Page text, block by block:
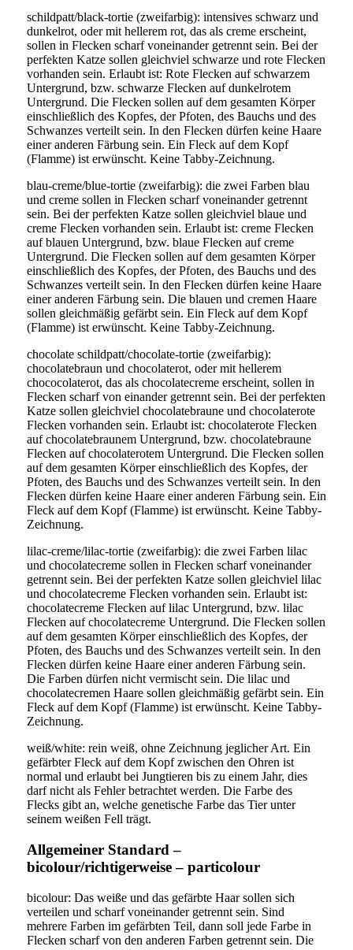
schildpatt/black-tortie (zweifarbig): intensives schwarz und
dunkelrot, oder mit hellerem rot, das als creme erscheint,
sollen in Flecken scharf voneinander getrennt sein. Bei der
perfekten Katze sollen gleichviel schwarze und rote Flecken
vorhanden sein. Erlaubt ist: Rote Flecken auf schwarzem
Untergrund, bzw. schwarze Flecken auf dunkelrotem
Untergrund. Die Flecken sollen auf dem gesamten Körper
einschließlich des Kopfes, der Pfoten, des Bauchs und des
Schwanzes verteilt sein. In den Flecken dürfen keine Haare
einer anderen Färbung sein. Ein Fleck auf dem Kopf
(Flamme) ist erwünscht. Keine Tabby-Zeichnung.
blau-creme/blue-tortie (zweifarbig): die zwei Farben blau
und creme sollen in Flecken scharf voneinander getrennt
sein. Bei der perfekten Katze sollen gleichviel blaue und
creme Flecken vorhanden sein. Erlaubt ist: creme Flecken
auf blauen Untergrund, bzw. blaue Flecken auf creme
Untergrund. Die Flecken sollen auf dem gesamten Körper
einschließlich des Kopfes, der Pfoten, des Bauchs und des
Schwanzes verteilt sein. In den Flecken dürfen keine Haare
einer anderen Färbung sein. Die blauen und cremen Haare
sollen gleichmäßig gefärbt sein. Ein Fleck auf dem Kopf
(Flamme) ist erwünscht. Keine Tabby-Zeichnung.
chocolate schildpatt/chocolate-tortie (zweifarbig):
chocolatebraun und chocolaterot, oder mit hellerem
chococolaterot, das als chocolatecreme erscheint, sollen in
Flecken scharf von einander getrennt sein. Bei der perfekten
Katze sollen gleichviel chocolatebraune und chocolaterote
Flecken vorhanden sein. Erlaubt ist: chocolaterote Flecken
auf chocolatebraunem Untergrund, bzw. chocolatebraune
Flecken auf chocolaterotem Untergrund. Die Flecken sollen
auf dem gesamten Körper einschließlich des Kopfes, der
Pfoten, des Bauchs und des Schwanzes verteilt sein. In den
Flecken dürfen keine Haare einer anderen Färbung sein. Ein
Fleck auf dem Kopf (Flamme) ist erwünscht. Keine Tabby-
Zeichnung.
lilac-creme/lilac-tortie (zweifarbig): die zwei Farben lilac
und chocolatecreme sollen in Flecken scharf voneinander
getrennt sein. Bei der perfekten Katze sollen gleichviel lilac
und chocolatecreme Flecken vorhanden sein. Erlaubt ist:
chocolatecreme Flecken auf lilac Untergrund, bzw. lilac
Flecken auf chocolatecreme Untergrund. Die Flecken sollen
auf dem gesamten Körper einschließlich des Kopfes, der
Pfoten, des Bauchs und des Schwanzes verteilt sein. In den
Flecken dürfen keine Haare einer anderen Färbung sein.
Die Farben dürfen nicht vermischt sein. Die lilac und
chocolatecremen Haare sollen gleichmäßig gefärbt sein. Ein
Fleck auf dem Kopf (Flamme) ist erwünscht. Keine Tabby-
Zeichnung.
weiß/white: rein weiß, ohne Zeichnung jeglicher Art. Ein
gefärbter Fleck auf dem Kopf zwischen den Ohren ist
normal und erlaubt bei Jungtieren bis zu einem Jahr, dies
darf nicht als Fehler betrachtet werden. Die Farbe des
Flecks gibt an, welche genetische Farbe das Tier unter
seinem weißen Fell trägt.
Allgemeiner Standard –
bicolour/richtigerweise – particolour
bicolour: Das weiße und das gefärbte Haar sollen sich
verteilen und scharf voneinander getrennt sein. Sind
mehrere Farben im gefärbten Teil, dann soll jede Farbe in
Flecken scharf von den anderen Farben getrennt sein. Die